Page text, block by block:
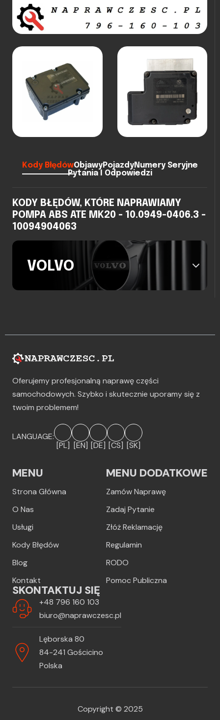
Kody BłędówObjawyPojazdyNumery Seryjne
Pytania I Odpowiedzi
KODY BŁĘDÓW, KTÓRE NAPRAWIAMY
POMPA ABS ATE MK20 - 10.0949-0406.3 -
10094904063
VOLVO
Oferujemy profesjonalną naprawę części
samochodowych. Szybko i skutecznie uporamy się z
twoim problemem!
LANGUAGE:
[PL] [EN] [DE] [CS] [SK]
MENU
Strona Główna
O Nas
Usługi
Kody Błędów
Blog
Kontakt
MENU DODATKOWE
Zamów Naprawę
Zadaj Pytanie
Złóż Reklamację
Regulamin
RODO
Pomoc Publiczna
SKONTAKTUJ SIĘ
+48 796 160 103
biuro@naprawczesc.pl
Lęborska 80
84-241 Gościcino
Polska
Copyright © 2025